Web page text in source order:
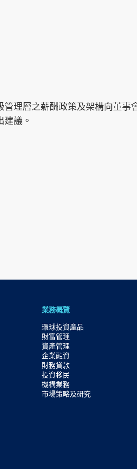
理層之薪酬政策及架構向董事
議。
業務概覽
環球投資產品
財富管理
資產管理
企業融資
財務貸款
投資移民
機構業務
市場策略及研究​